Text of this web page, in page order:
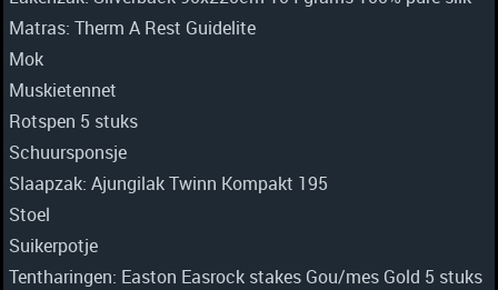
Matras: Therm A Rest Guidelite
Mok
Muskietennet
Rotspen 5 stuks
Schuursponsje
Slaapzak: Ajungilak Twinn Kompakt 195
Stoel
Suikerpotje
Tentharingen: Easton Easrock stakes Gou/mes Gold 5 stuks